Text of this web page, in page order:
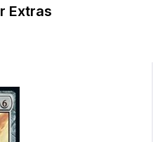
Extras